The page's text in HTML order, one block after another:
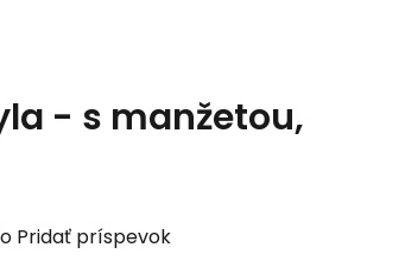
- s manžetou,
Pridať príspevok